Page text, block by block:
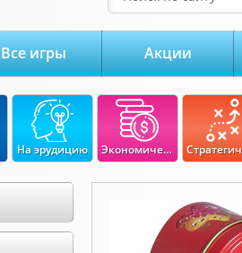
Все игры Акции
На эрудицию Экономические